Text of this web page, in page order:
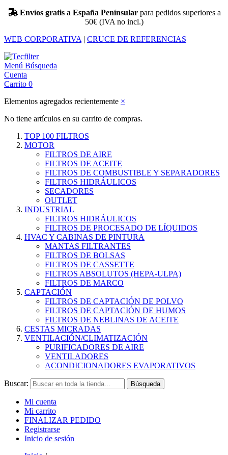
Envíos gratis a España Penínsularpara pedidos superiores a
50€ (IVA no incl.)
WEB CORPORATIVA | CRUCE DE REFERENCIAS
Menú Búsqueda
Cuenta
Carrito 0
Elementos agregados recientemente ×
No tiene artículos en su carrito de compras.
TOP 100 FILTROS
MOTOR
FILTROS DE AIRE
FILTROS DE ACEITE
FILTROS DE COMBUSTIBLE Y SEPARADORES
FILTROS HIDRÁULICOS
SECADORES
OUTLET
INDUSTRIAL
FILTROS HIDRÁULICOS
FILTROS DE PROCESADO DE LÍQUIDOS
HVAC Y CABINAS DE PINTURA
MANTAS FILTRANTES
FILTROS DE BOLSAS
FILTROS DE CASSETTE
FILTROS ABSOLUTOS (HEPA-ULPA)
FILTROS DE MARCO
CAPTACIÓN
FILTROS DE CAPTACIÓN DE POLVO
FILTROS DE CAPTACIÓN DE HUMOS
FILTROS DE NEBLINAS DE ACEITE
CESTAS MICRADAS
VENTILACIÓN/CLIMATIZACIÓN
PURIFICADORES DE AIRE
VENTILADORES
ACONDICIONADORES EVAPORATIVOS
Buscar: Búsqueda
Mi cuenta
Mi carrito
FINALIZAR PEDIDO
Registrarse
Inicio de sesión